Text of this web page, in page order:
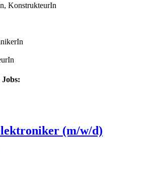
KonstrukteurIn
Jobs:
(m/w/d)